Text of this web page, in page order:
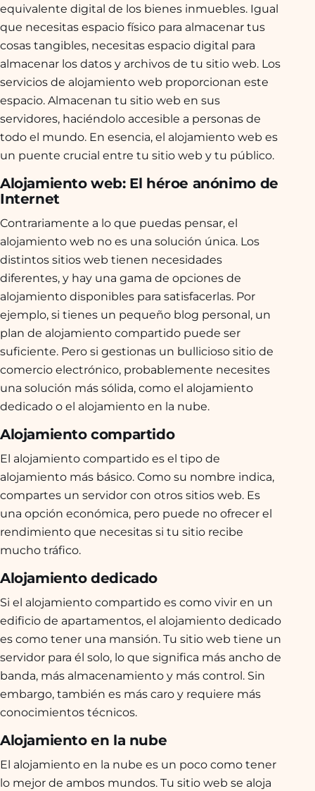
equivalente digital de los bienes inmuebles. Igual
que necesitas espacio físico para almacenar tus
cosas tangibles, necesitas espacio digital para
almacenar los datos y archivos de tu sitio web. Los
servicios de alojamiento web proporcionan este
espacio. Almacenan tu sitio web en sus
servidores, haciéndolo accesible a personas de
todo el mundo. En esencia, el alojamiento web es
un puente crucial entre tu sitio web y tu público.
Alojamiento web: El héroe anónimo de
Internet
Contrariamente a lo que puedas pensar, el
alojamiento web no es una solución única. Los
distintos sitios web tienen necesidades
diferentes, y hay una gama de opciones de
alojamiento disponibles para satisfacerlas. Por
ejemplo, si tienes un pequeño blog personal, un
plan de alojamiento compartido puede ser
suficiente. Pero si gestionas un bullicioso sitio de
comercio electrónico, probablemente necesites
una solución más sólida, como el alojamiento
dedicado o el alojamiento en la nube.
Alojamiento compartido
El alojamiento compartido es el tipo de
alojamiento más básico. Como su nombre indica,
compartes un servidor con otros sitios web. Es
una opción económica, pero puede no ofrecer el
rendimiento que necesitas si tu sitio recibe
mucho tráfico.
Alojamiento dedicado
Si el alojamiento compartido es como vivir en un
edificio de apartamentos, el alojamiento dedicado
es como tener una mansión. Tu sitio web tiene un
servidor para él solo, lo que significa más ancho de
banda, más almacenamiento y más control. Sin
embargo, también es más caro y requiere más
conocimientos técnicos.
Alojamiento en la nube
El alojamiento en la nube es un poco como tener
lo mejor de ambos mundos. Tu sitio web se aloja